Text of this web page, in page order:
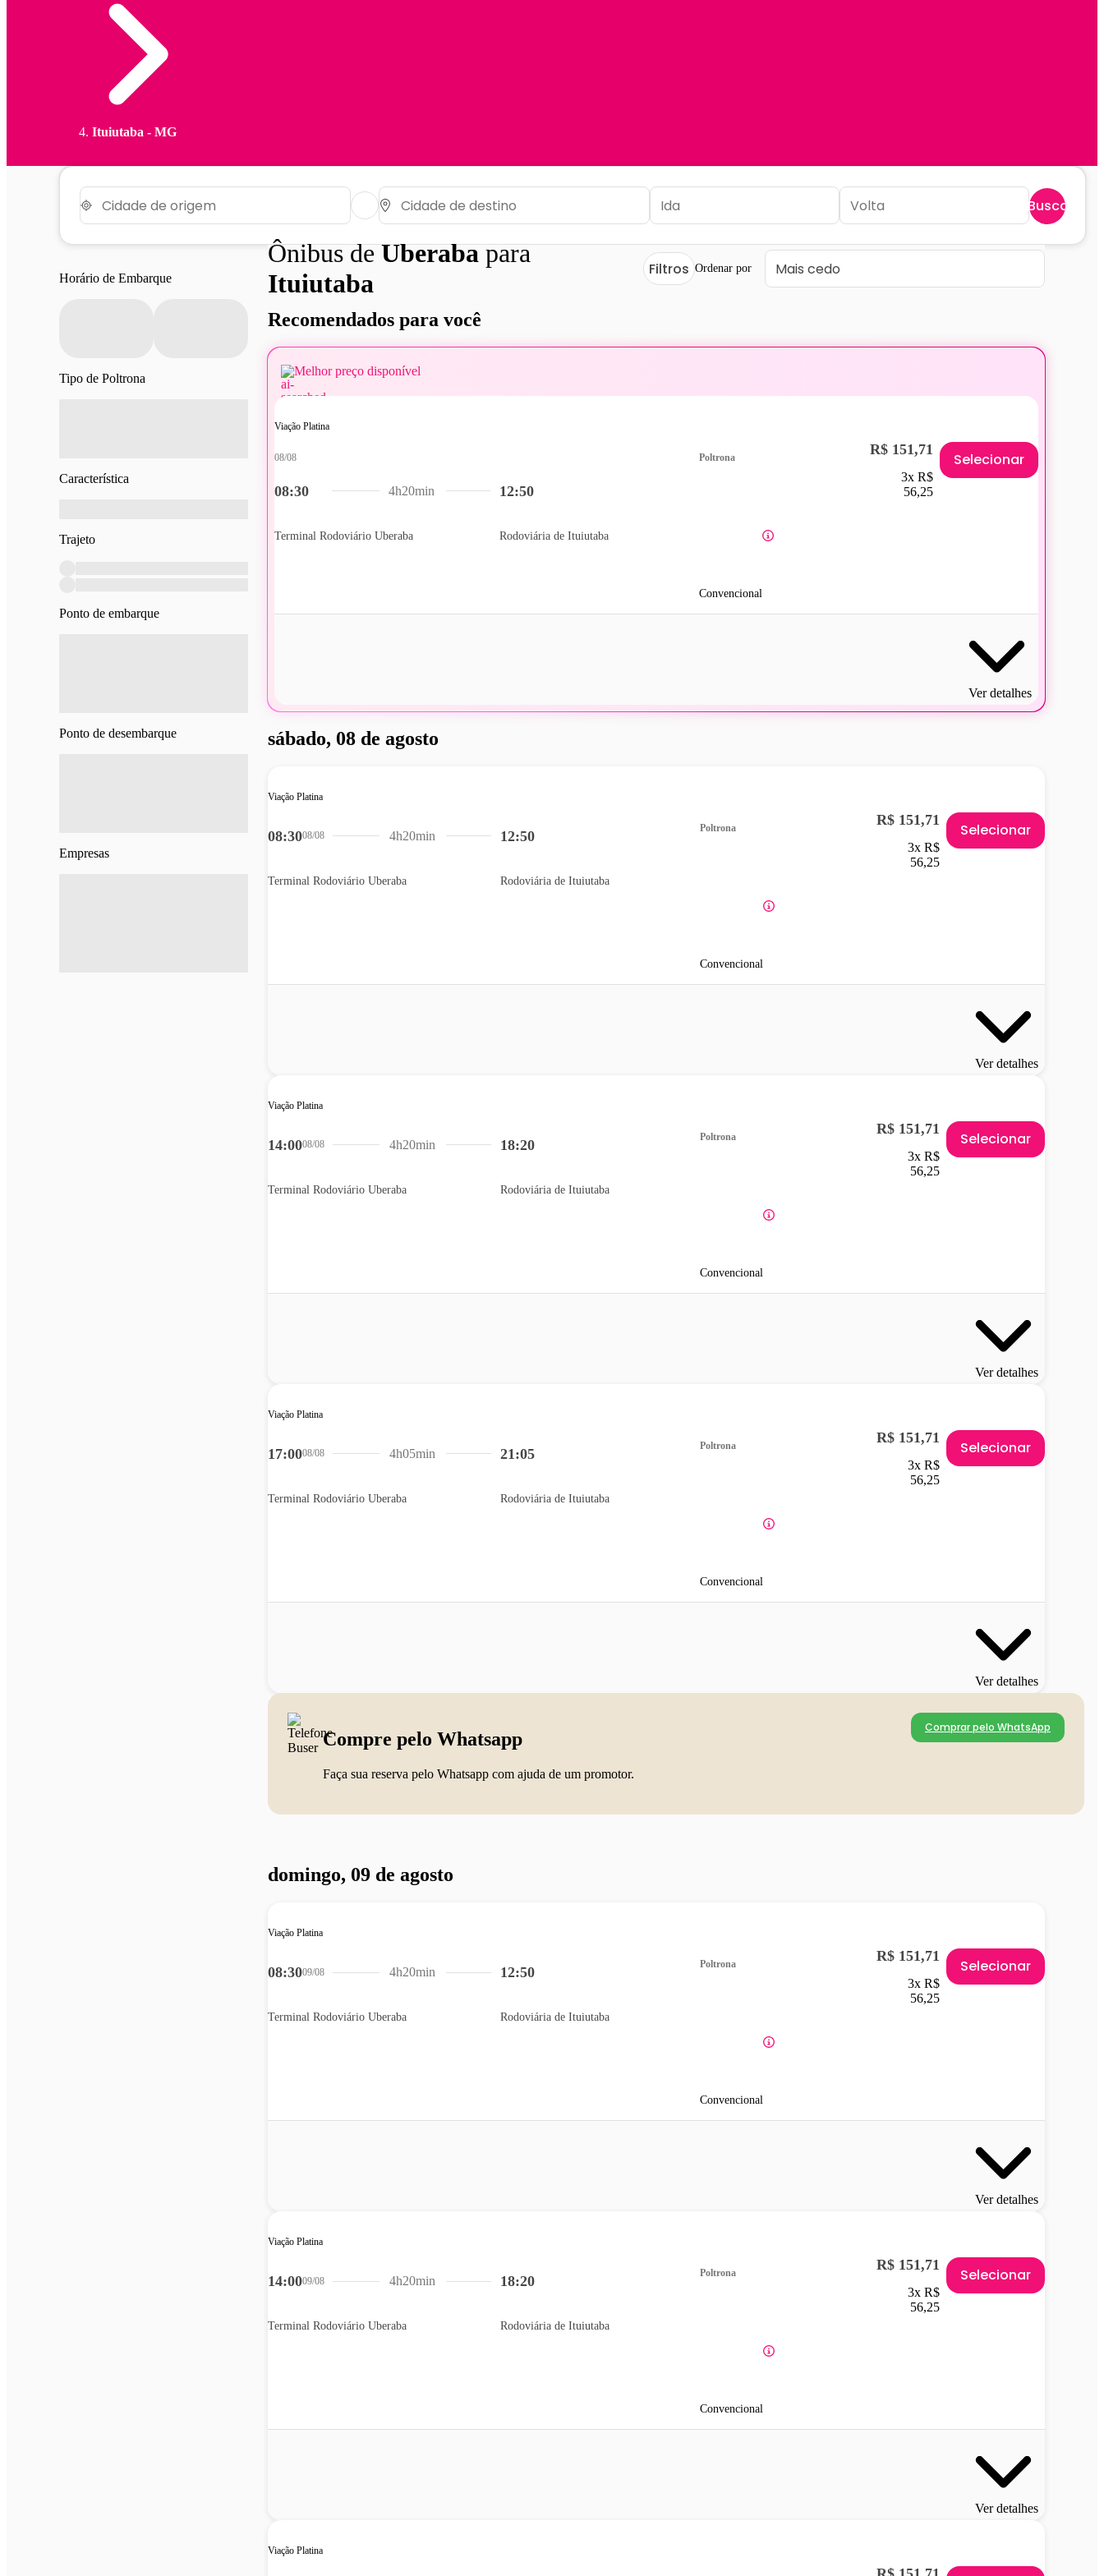
Ituiutaba - MG
Buscar
Horário de Embarque
Tipo de Poltrona
Característica
Trajeto
Ponto de embarque
Ponto de desembarque
Empresas
Ônibus deUberabapara
Ituiutaba
Filtros Ordenar por
Recomendados para você
Melhor preço disponível
Viação Platina
08:30
08/08
Terminal Rodoviário Uberaba
12:50
Rodoviária de Ituiutaba
4h20min
Poltrona
Convencional
R$ 151,71
3x R$
56,25
Selecionar
Ver detalhes
sábado, 08 de agosto
Viação Platina
08:3008/08
Terminal Rodoviário Uberaba
12:50
Rodoviária de Ituiutaba
4h20min
Poltrona
Convencional
R$ 151,71
3x R$
56,25
Selecionar
Ver detalhes
Viação Platina
14:0008/08
Terminal Rodoviário Uberaba
18:20
Rodoviária de Ituiutaba
4h20min
Poltrona
Convencional
R$ 151,71
3x R$
56,25
Selecionar
Ver detalhes
Viação Platina
17:0008/08
Terminal Rodoviário Uberaba
21:05
Rodoviária de Ituiutaba
4h05min
Poltrona
Convencional
R$ 151,71
3x R$
56,25
Selecionar
Ver detalhes
Compre pelo Whatsapp
Faça sua reserva pelo Whatsapp com ajuda de um promotor.
Comprar pelo WhatsApp
domingo, 09 de agosto
Viação Platina
08:3009/08
Terminal Rodoviário Uberaba
12:50
Rodoviária de Ituiutaba
4h20min
Poltrona
Convencional
R$ 151,71
3x R$
56,25
Selecionar
Ver detalhes
Viação Platina
14:0009/08
Terminal Rodoviário Uberaba
18:20
Rodoviária de Ituiutaba
4h20min
Poltrona
Convencional
R$ 151,71
3x R$
56,25
Selecionar
Ver detalhes
Viação Platina